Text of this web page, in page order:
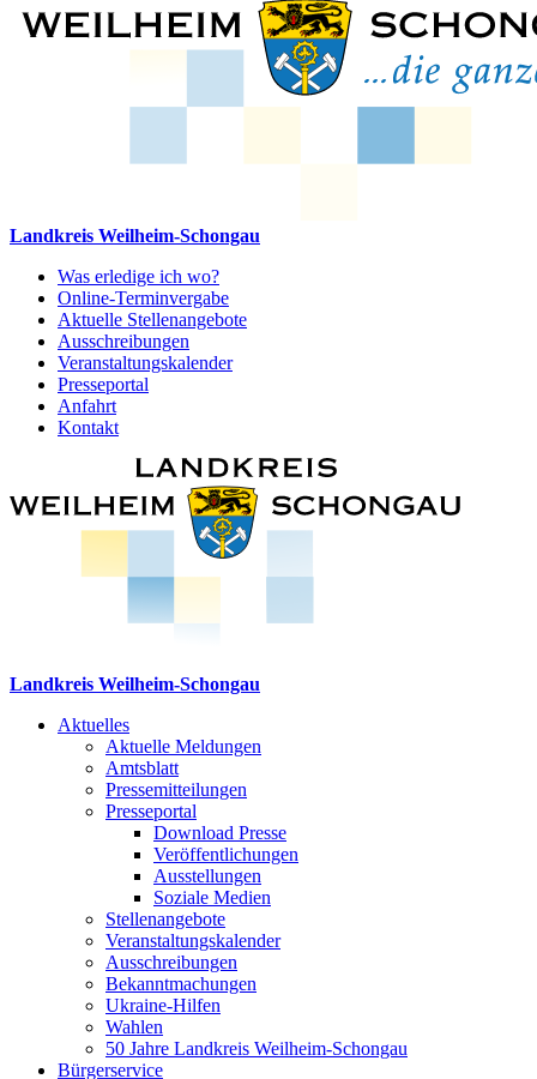
Landkreis Weilheim-Schongau
Was erledige ich wo?
Online-Terminvergabe
Aktuelle Stellenangebote
Ausschreibungen
Veranstaltungskalender
Presseportal
Anfahrt
Kontakt
Landkreis Weilheim-Schongau
Aktuelles
Aktuelle Meldungen
Amtsblatt
Pressemitteilungen
Presseportal
Download Presse
Veröffentlichungen
Ausstellungen
Soziale Medien
Stellenangebote
Veranstaltungskalender
Ausschreibungen
Bekanntmachungen
Ukraine-Hilfen
Wahlen
50 Jahre Landkreis Weilheim-Schongau
Bürgerservice